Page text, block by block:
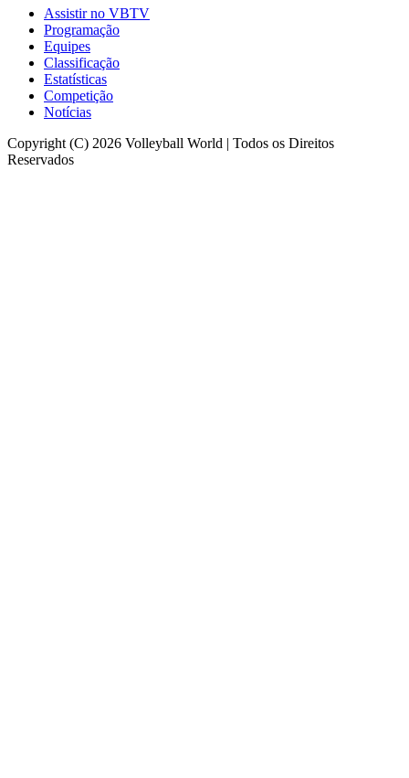
Assistir no VBTV
Programação
Equipes
Classificação
Estatísticas
Competição
Notícias
Copyright (C) 2026 Volleyball World | Todos os Direitos
Reservados